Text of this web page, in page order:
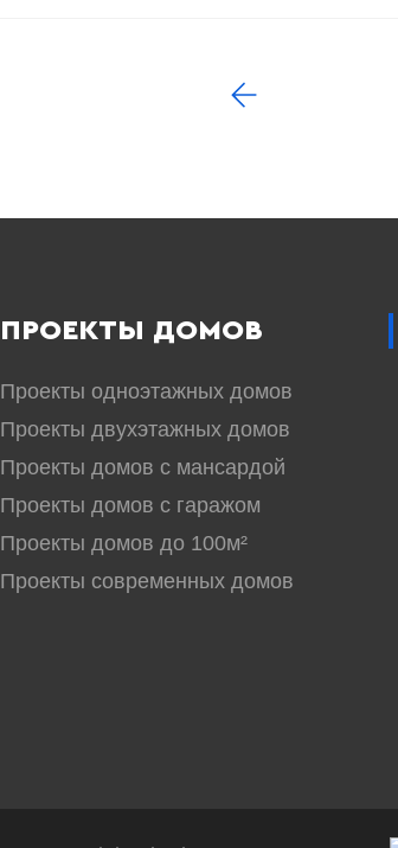
ПРОЕКТЫ ДОМОВ
Проекты одноэтажных домов
Проекты двухэтажных домов
Проекты домов с мансардой
Проекты домов с гаражом
Проекты домов до 100м²
Проекты современных домов